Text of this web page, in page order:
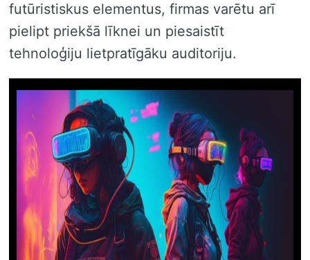
futūristiskus elementus, firmas varētu arī
pielipt priekšā līknei un piesaistīt
tehnoloģiju lietpratīgāku auditoriju.